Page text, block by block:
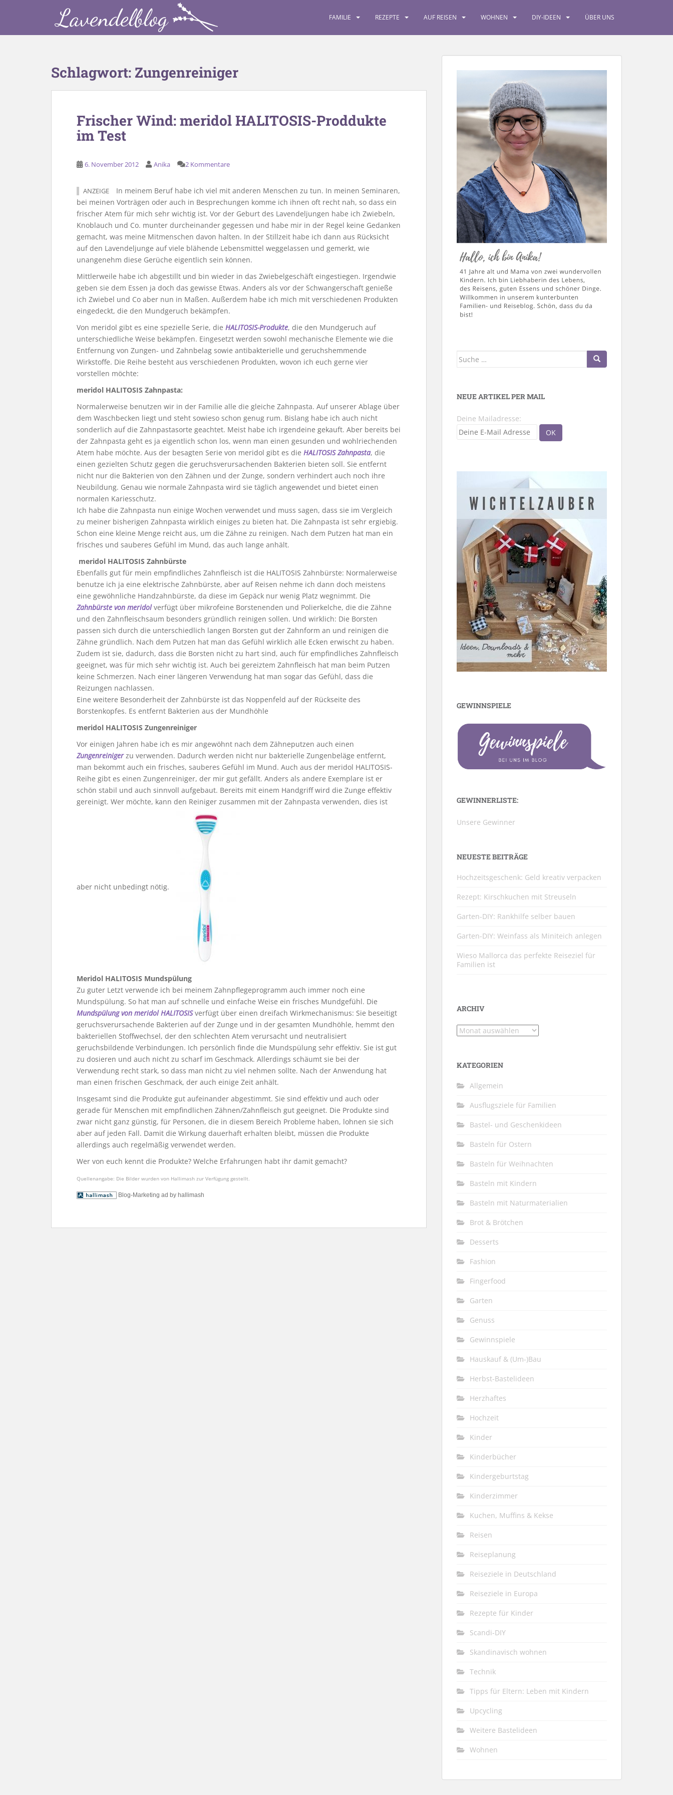
FAMILIE REZEPTE AUF REISEN WOHNEN DIY-IDEEN ÜBER UNS
Schlagwort: Zungenreiniger
Frischer Wind: meridol HALITOSIS-Proddukte
im Test
6. November 2012 Anika 2 Kommentare
ANZEIGE
In meinem Beruf habe ich viel mit anderen Menschen zu tun. In meinen Seminaren,
bei meinen Vorträgen oder auch in Besprechungen komme ich ihnen oft recht nah, so dass ein
frischer Atem für mich sehr wichtig ist. Vor der Geburt des Lavendeljungen habe ich Zwiebeln,
Knoblauch und Co. munter durcheinander gegessen und habe mir in der Regel keine Gedanken
gemacht, was meine Mitmenschen davon halten. In der Stillzeit habe ich dann aus Rücksicht
auf den Lavendeljunge auf viele blähende Lebensmittel weggelassen und gemerkt, wie
unangenehm diese Gerüche eigentlich sein können.
Mittlerweile habe ich abgestillt und bin wieder in das Zwiebelgeschäft eingestiegen. Irgendwie
geben sie dem Essen ja doch das gewisse Etwas. Anders als vor der Schwangerschaft genieße
ich Zwiebel und Co aber nun in Maßen. Außerdem habe ich mich mit verschiedenen Produkten
eingedeckt, die den Mundgeruch bekämpfen.
Von meridol gibt es eine spezielle Serie, die HALITOSIS-Produkte, die den Mundgeruch auf
unterschiedliche Weise bekämpfen. Eingesetzt werden sowohl mechanische Elemente wie die
Entfernung von Zungen- und Zahnbelag sowie antibakterielle und geruchshemmende
Wirkstoffe. Die Reihe besteht aus verschiedenen Produkten, wovon ich euch gerne vier
vorstellen möchte:
meridol HALITOSIS Zahnpasta:
Normalerweise benutzen wir in der Familie alle die gleiche Zahnpasta. Auf unserer Ablage über
dem Waschbecken liegt und steht sowieso schon genug rum. Bislang habe ich auch nicht
sonderlich auf die Zahnpastasorte geachtet. Meist habe ich irgendeine gekauft. Aber bereits bei
der Zahnpasta geht es ja eigentlich schon los, wenn man einen gesunden und wohlriechenden
Atem habe möchte. Aus der besagten Serie von meridol gibt es die HALITOSIS Zahnpasta, die
einen gezielten Schutz gegen die geruchsverursachenden Bakterien bieten soll. Sie entfernt
nicht nur die Bakterien von den Zähnen und der Zunge, sondern verhindert auch noch ihre
Neubildung. Genau wie normale Zahnpasta wird sie täglich angewendet und bietet einen
normalen Kariesschutz.
Ich habe die Zahnpasta nun einige Wochen verwendet und muss sagen, dass sie im Vergleich
zu meiner bisherigen Zahnpasta wirklich einiges zu bieten hat. Die Zahnpasta ist sehr ergiebig.
Schon eine kleine Menge reicht aus, um die Zähne zu reinigen. Nach dem Putzen hat man ein
frisches und sauberes Gefühl im Mund, das auch lange anhält.
meridol HALITOSIS Zahnbürste
Ebenfalls gut für mein empfindliches Zahnfleisch ist die HALITOSIS Zahnbürste: Normalerweise
benutze ich ja eine elektrische Zahnbürste, aber auf Reisen nehme ich dann doch meistens
eine gewöhnliche Handzahnbürste, da diese im Gepäck nur wenig Platz wegnimmt. Die
Zahnbürste von meridolverfügt über mikrofeine Borstenenden und Polierkelche, die die Zähne
und den Zahnfleischsaum besonders gründlich reinigen sollen. Und wirklich: Die Borsten
passen sich durch die unterschiedlich langen Borsten gut der Zahnform an und reinigen die
Zähne gründlich. Nach dem Putzen hat man das Gefühl wirklich alle Ecken erwischt zu haben.
Zudem ist sie, dadurch, dass die Borsten nicht zu hart sind, auch für empfindliches Zahnfleisch
geeignet, was für mich sehr wichtig ist. Auch bei gereiztem Zahnfleisch hat man beim Putzen
keine Schmerzen. Nach einer längeren Verwendung hat man sogar das Gefühl, dass die
Reizungen nachlassen.
Eine weitere Besonderheit der Zahnbürste ist das Noppenfeld auf der Rückseite des
Borstenkopfes. Es entfernt Bakterien aus der Mundhöhle
meridol HALITOSIS Zungenreiniger
Vor einigen Jahren habe ich es mir angewöhnt nach dem Zähneputzen auch einen
Zungenreinigerzu verwenden. Dadurch werden nicht nur bakterielle Zungenbeläge entfernt,
man bekommt auch ein frisches, sauberes Gefühl im Mund. Auch aus der meridol HALITOSIS-
Reihe gibt es einen Zungenreiniger, der mir gut gefällt. Anders als andere Exemplare ist er
schön stabil und auch sinnvoll aufgebaut. Bereits mit einem Handgriff wird die Zunge effektiv
gereinigt. Wer möchte, kann den Reiniger zusammen mit der Zahnpasta verwenden, dies ist
aber nicht unbedingt nötig.
Meridol HALITOSIS Mundspülung
Zu guter Letzt verwende ich bei meinem Zahnpflegeprogramm auch immer noch eine
Mundspülung. So hat man auf schnelle und einfache Weise ein frisches Mundgefühl. Die
Mundspülung von meridol HALITOSISverfügt über einen dreifach Wirkmechanismus: Sie beseitigt
geruchsverursachende Bakterien auf der Zunge und in der gesamten Mundhöhle, hemmt den
bakteriellen Stoffwechsel, der den schlechten Atem verursacht und neutralisiert
geruchsbildende Verbindungen. Ich persönlich finde die Mundspülung sehr effektiv. Sie ist gut
zu dosieren und auch nicht zu scharf im Geschmack. Allerdings schäumt sie bei der
Verwendung recht stark, so dass man nicht zu viel nehmen sollte. Nach der Anwendung hat
man einen frischen Geschmack, der auch einige Zeit anhält.
Insgesamt sind die Produkte gut aufeinander abgestimmt. Sie sind effektiv und auch oder
gerade für Menschen mit empfindlichen Zähnen/Zahnfleisch gut geeignet. Die Produkte sind
zwar nicht ganz günstig, für Personen, die in diesem Bereich Probleme haben, lohnen sie sich
aber auf jeden Fall. Damit die Wirkung dauerhaft erhalten bleibt, müssen die Produkte
allerdings auch regelmäßig verwendet werden.
Wer von euch kennt die Produkte? Welche Erfahrungen habt ihr damit gemacht?
Quellenangabe: Die Bilder wurden von Hallimash zur Verfügung gestellt.
Blog-Marketing ad by hallimash
Suche
NEUE ARTIKEL PER MAIL
Deine Mailadresse:
GEWINNSPIELE
GEWINNERLISTE:
Unsere Gewinner
NEUESTE BEITRÄGE
Hochzeitsgeschenk: Geld kreativ verpacken
Rezept: Kirschkuchen mit Streuseln
Garten-DIY: Rankhilfe selber bauen
Garten-DIY: Weinfass als Miniteich anlegen
Wieso Mallorca das perfekte Reiseziel für
Familien ist
ARCHIV
Archiv
KATEGORIEN
Allgemein
Ausflugsziele für Familien
Bastel- und Geschenkideen
Basteln für Ostern
Basteln für Weihnachten
Basteln mit Kindern
Basteln mit Naturmaterialien
Brot & Brötchen
Desserts
Fashion
Fingerfood
Garten
Genuss
Gewinnspiele
Hauskauf & (Um-)Bau
Herbst-Bastelideen
Herzhaftes
Hochzeit
Kinder
Kinderbücher
Kindergeburtstag
Kinderzimmer
Kuchen, Muffins & Kekse
Reisen
Reiseplanung
Reiseziele in Deutschland
Reiseziele in Europa
Rezepte für Kinder
Scandi-DIY
Skandinavisch wohnen
Technik
Tipps für Eltern: Leben mit Kindern
Upcycling
Weitere Bastelideen
Wohnen